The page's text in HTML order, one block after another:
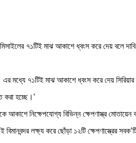
৭১টিই মাঝ আকাশে ধ্বংস করে দেয় বলে দাবি
মধ্যে ৭১টিই মাঝ আকাশে ধ্বংস করে দেয়
করা হচ্ছে।’
নিক্ষেপযোগ্য বিভিন্ন ক্ষেপণাস্ত্র মোতায়েন
লক্ষ্য করে ছোঁড়া ১২টি ক্ষেপণাস্ত্রের